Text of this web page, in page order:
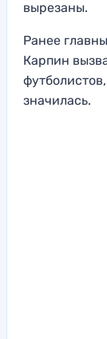
вырезаны.
Ранее
Карпин
значилась.